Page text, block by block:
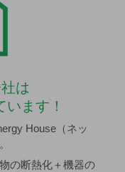
は
ます！
House（ネッ
の断熱化＋機器の